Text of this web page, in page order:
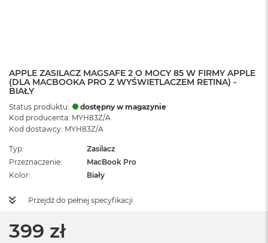
APPLE ZASILACZ MAGSAFE 2 O MOCY 85 W FIRMY APPLE
(DLA MACBOOKA PRO Z WYŚWIETLACZEM RETINA) -
BIAŁY
Status produktu:
dostępny w magazynie
Kod producenta: MYH83Z/A
Kod dostawcy: MYH83Z/A
Typ
Zasilacz
Przeznaczenie
MacBook Pro
Kolor
Biały
Przejdź do pełnej specyfikacji
399 zł